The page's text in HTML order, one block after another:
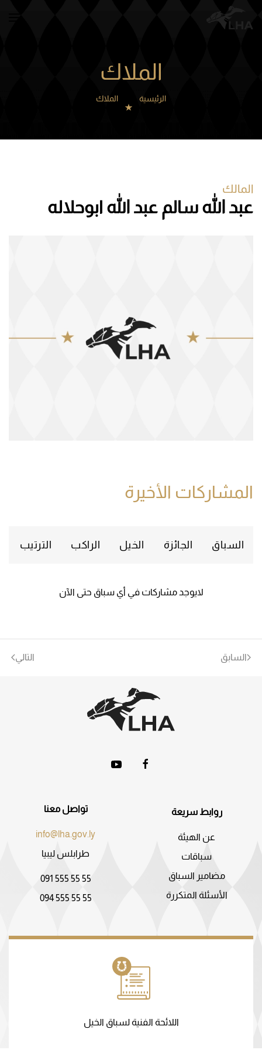
الملاك
الرئيسية الملاك
المالك
عبد الله سالم عبد الله ابوحلاله
المشاركات الأخيرة
السباق الجائزة الخيل الراكب الترتيب
لايوجد مشاركات في أي سباق حتى الآن
السابق التالي
روابط سريعة
عن الهيئة
سباقات
مضامير السباق
الأسئلة المتكررة
تواصل معنا
info@lha.gov.ly
طرابلس ليبيا
091 555 55 55
094 555 55 55
اللائحة الفنية لسباق الخيل